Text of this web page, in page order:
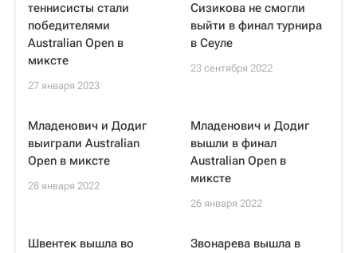
теннисисты стали
победителями
Australian Open в
миксте
27 января 2023
Сизикова не смогли
выйти в финал турнира
в Сеуле
23 сентября 2022
Младенович и Додиг
выиграли Australian
Open в миксте
28 января 2022
Младенович и Додиг
вышли в финал
Australian Open в
миксте
26 января 2022
Швентек вышла во
Звонарева вышла в